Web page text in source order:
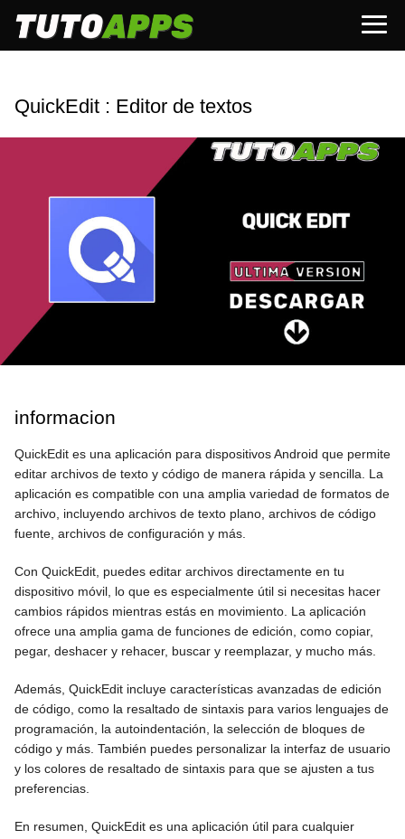
QuickEdit : Editor de textos
informacion
QuickEdit es una aplicación para dispositivos Android que permite
editar archivos de texto y código de manera rápida y sencilla. La
aplicación es compatible con una amplia variedad de formatos de
archivo, incluyendo archivos de texto plano, archivos de código
fuente, archivos de configuración y más.
Con QuickEdit, puedes editar archivos directamente en tu
dispositivo móvil, lo que es especialmente útil si necesitas hacer
cambios rápidos mientras estás en movimiento. La aplicación
ofrece una amplia gama de funciones de edición, como copiar,
pegar, deshacer y rehacer, buscar y reemplazar, y mucho más.
Además, QuickEdit incluye características avanzadas de edición
de código, como la resaltado de sintaxis para varios lenguajes de
programación, la autoindentación, la selección de bloques de
código y más. También puedes personalizar la interfaz de usuario
y los colores de resaltado de sintaxis para que se ajusten a tus
preferencias.
En resumen, QuickEdit es una aplicación útil para cualquier